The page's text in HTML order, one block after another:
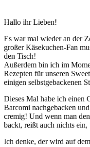
Hallo ihr Lieben!
Es war mal wieder an der
großer Käsekuchen-Fan
den Tisch!
Außerdem bin ich im
Rezepten für unseren
einigen selbstgebackenen
Dieses Mal habe ich einen
Barcomi nachgebacken
cremig! Und wenn man
backt, reißt auch nichts
Ich denke, der wird auf